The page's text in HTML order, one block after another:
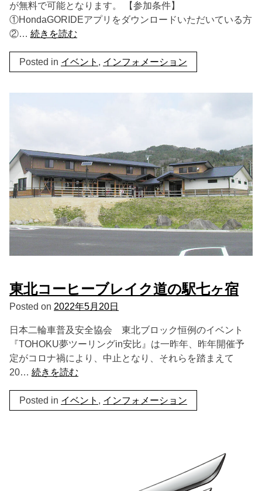
が無料で可能となります。 【参加条件】
①HondaGORIDEアプリをダウンロードいただいている方
②… 続きを読む
Posted in イベント , インフォメーション
東北コーヒーブレイク道の駅七ヶ宿
Posted on 2022年5月20日
日本二輪車普及安全協会 東北ブロック恒例のイベント
『TOHOKU夢ツーリングin安比』は一昨年、昨年開催予
定がコロナ禍により、中止となり、それらを踏まえて
20… 続きを読む
Posted in イベント , インフォメーション